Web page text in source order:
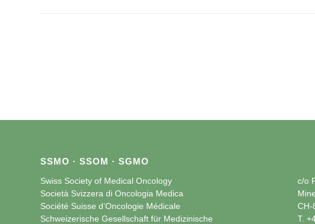
SSMO · SSOM · SGMO
Swiss Society of Medical Oncology
Società Svizzera di Oncologia Medica
Société Suisse d’Oncologie Médicale
Schweizerische Gesellschaft für Medizinische
c/o
CH-
T.